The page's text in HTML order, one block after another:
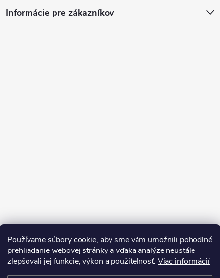
Používame súbory cookie, aby sme vám umožnili pohodlné
prehliadanie webovej stránky a vďaka analýze neustále
zlepšovali jej funkcie, výkon a použiteľnosť. Viac informácií
Informácie pre zákazníkov